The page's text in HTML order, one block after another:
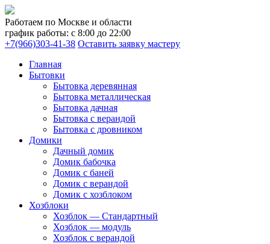
Работаем по Москве и области
график работы: с 8:00 до 22:00
+7(966)303-41-38 Оставить заявку мастеру
Главная
Бытовки
Бытовка деревянная
Бытовка металлическая
Бытовка дачная
Бытовка с верандой
Бытовка с дровником
Домики
Дачный домик
Домик бабочка
Домик с баней
Домик с верандой
Домик с хозблоком
Хозблоки
Хозблок — Стандартный
Хозблок — модуль
Хозблок с верандой